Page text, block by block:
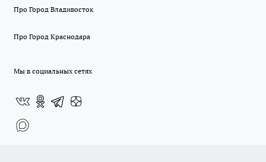
Про Город Владивосток
Про Город Краснодара
Мы в социальных сетях